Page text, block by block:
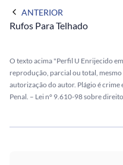
ANTERIOR
Rufos Para Telhado
O texto acima "Perfil U Enrijecido
reprodução, parcial ou total,
autorização do autor. Plágio é
Penal. – Lei n° 9.610-98 sobre